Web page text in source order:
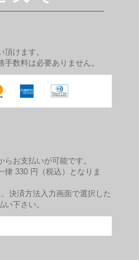
けます。
数料は必要ありません。
お支払いが可能です。
律 330 円（税込）となりま
決済方法入力画面で選択した
下さい。